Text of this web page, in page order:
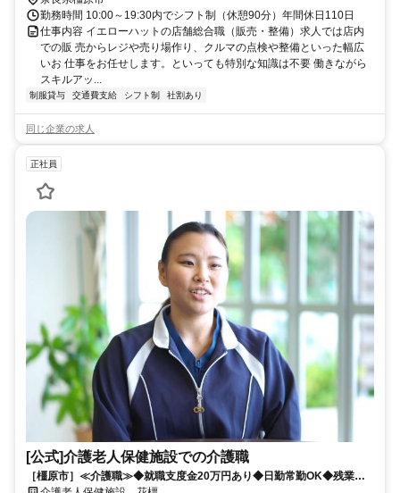
勤務時間 10:00～19:30内でシフト制（休憩90分）年間休日110日
仕事内容 イエローハットの店舗総合職（販売・整備）求人では店内
での販 売からレジや売り場作り、クルマの点検や整備といった幅広
いお 仕事をお任せします。といっても特別な知識は不要 働きながら
スキルアッ...
制服貸与 交通費支給 シフト制 社割あり
同じ企業の求人
正社員
[公式]介護老人保健施設での介護職
［橿原市］≪介護職≫◆就職支度金20万円あり◆日勤常勤OK◆残業殆